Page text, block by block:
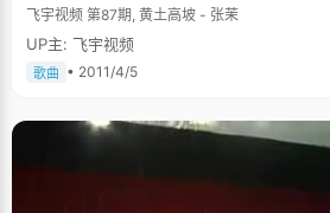
飞宇视频 第87期, 黄土高坡 - 张茉
UP主: 飞宇视频
歌曲 • 2011/4/5